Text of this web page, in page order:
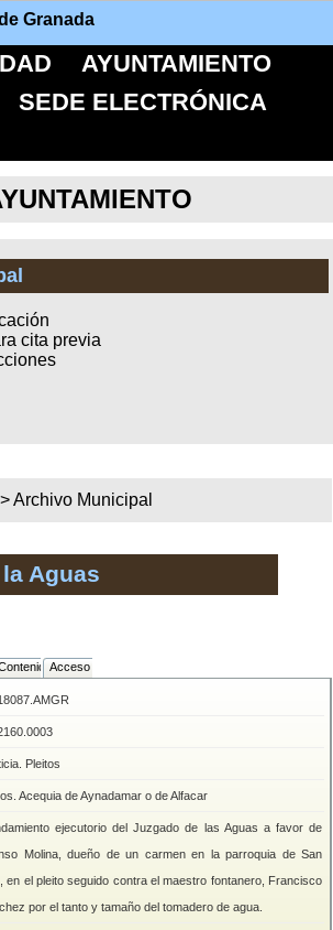
Granada
AYUNTAMIENTO
SEDE ELECTRÓNICA
cita previa
>Archivo Municipal
Aguas
Acceso
Pleitos
Acequia de Aynadamar o de Alfacar
ejecutorio del Juzgado de las Aguas a favor de
Molina, dueño de un carmen en la parroquia de San
en el pleito seguido contra el maestro fontanero, Francisco
por el tanto y tamaño del tomadero de agua.